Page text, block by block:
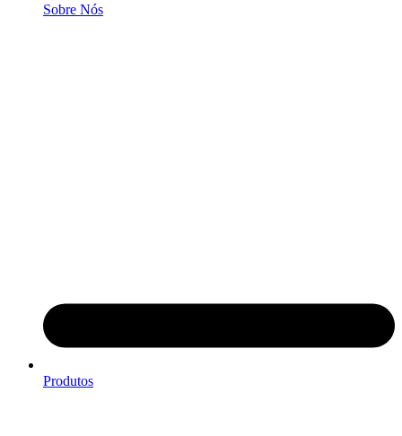
Sobre Nós
Produtos